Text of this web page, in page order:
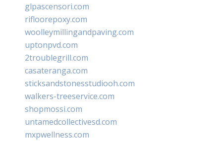
glpascensori.com
rifloorepoxy.com
woolleymillingandpaving.com
uptonpvd.com
2troublegrill.com
casateranga.com
sticksandstonesstudiooh.com
walkers-treeservice.com
shopmossi.com
untamedcollectivesd.com
mxpwellness.com